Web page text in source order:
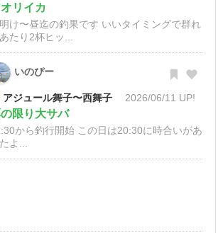
リイカ
け〜昼迄の釣果です いいタイミングで群れ
たり2杯ヒッ...
いのぴー
アジュール舞子〜西舞子 2026/06/11 UP!
限り大サバ
から釣行開始 この日は20:30に時合いがあ
よ...